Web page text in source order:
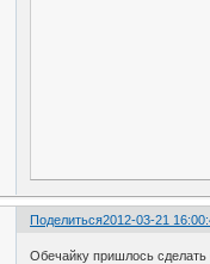
Поделиться2012-03-21
Обечайку пришлось